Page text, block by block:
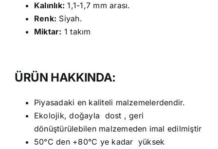
Kalınlık: 1,1-1,7 mm arası.
Renk: Siyah.
Miktar: 1 takım
ÜRÜN HAKKINDA:
Piyasadaki en kaliteli malzemelerdendir.
Ekolojik, doğayla dost , geri
dönüştürülebilen malzemeden imal edilmiştir
50°C den +80°C ye kadar yüksek